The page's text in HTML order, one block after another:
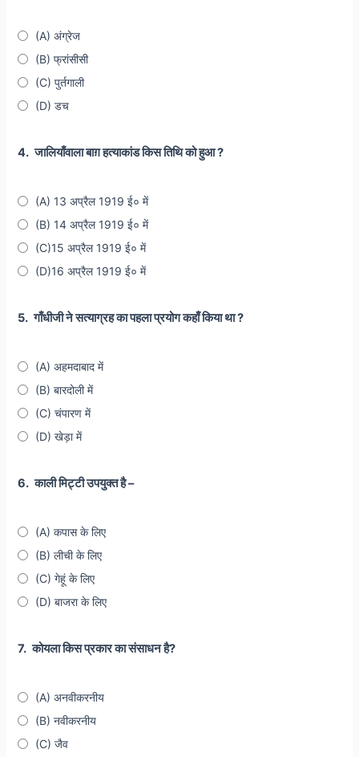
(A) अंग्रेज
(B) फ्रांसीसी
(C) पुर्तगाली
(D) डच
4. जालियाँवाला बाग़ हत्याकांड किस तिथि को हुआ ?
(A) 13 अप्रैल 1919 ई० में
(B) 14 अप्रैल 1919 ई० में
(C)15 अप्रैल 1919 ई० में
(D)16 अप्रैल 1919 ई० में
5. गाँधीजी ने सत्याग्रह का पहला प्रयोग कहाँ किया था ?
(A) अहमदाबाद में
(B) बारदोली में
(C) चंपारण में
(D) खेड़ा में
6. काली मिट्टी उपयुक्त है –
(A) कपास के लिए
(B) लीची के लिए
(C) गेहूं के लिए
(D) बाजरा के लिए
7. कोयला किस प्रकार का संसाधन है?
(A) अनवीकरनीय
(B) नवीकरनीय
(C) जैव